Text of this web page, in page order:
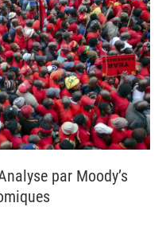
par Moody’s